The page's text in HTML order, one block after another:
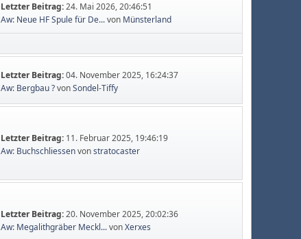
Letzter Beitrag:24. Mai 2026, 20:46:51
Aw: Neue HF Spule für De...von Münsterland
Letzter Beitrag:04. November 2025, 16:24:37
Aw: Bergbau ?vonSondel-Tiffy
Letzter Beitrag: 11. Februar 2025, 19:46:19
Aw: Buchschliessenvonstratocaster
Letzter Beitrag:20. November 2025, 20:02:36
Aw: Megalithgräber Meckl...vonXerxes